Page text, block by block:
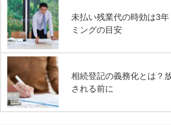
未払い残業代の時効は3
ミングの目安
相続登記の義務化とは？
される前に